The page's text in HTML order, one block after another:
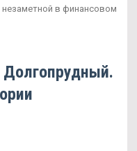
в финансовом